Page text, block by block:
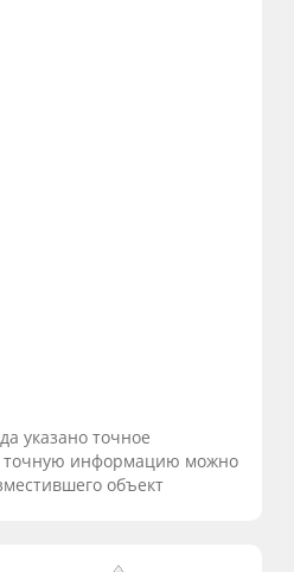
указано точное
точную информацию можно
объект